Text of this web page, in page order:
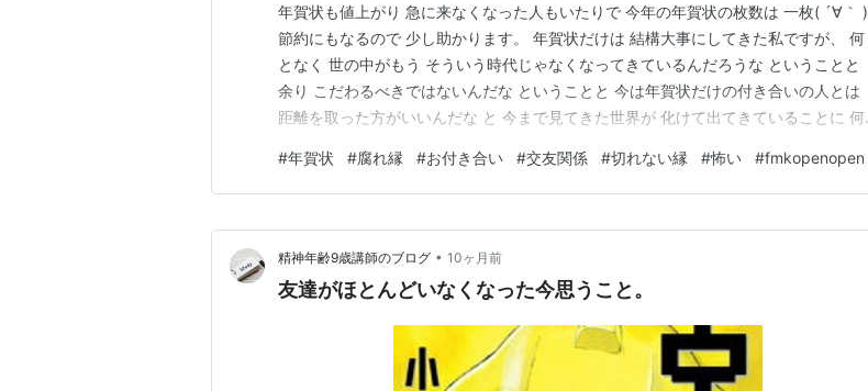
年賀状も値上がり 急に来なくなった人もいたりで 今年の年賀状の枚数は 一枚( ´∀｀ )
節約にもなるので 少し助かります。 年賀状だけは 結構大事にしてきた私ですが、 何
となく 世の中がもう そういう時代じゃなくなってきているんだろうな ということと
余り こだわるべきではないんだな ということと 今は年賀状だけの付き合いの人とは
距離を取った方がいいんだな と 今まで見てきた世界が 化けて出てきていることに 何
んだ って 改めて気が付いたんですね。 今年は そういう 古い腐れ縁と 綺麗にはがれた
ので 仲の良い友…
#年賀状 #腐れ縁 #お付き合い #交友関係 #切れない縁 #怖い #fmkopenopen
精神年齢9歳講師のブログ • 10ヶ月前
友達がほとんどいなくなった今思うこと。